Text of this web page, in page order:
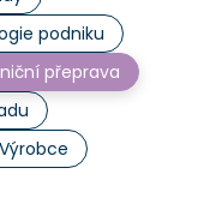
podniku
přeprava
Výrobce